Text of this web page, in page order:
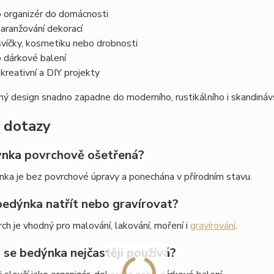
organizér do domácnosti
dekorací
kosmetiku nebo drobnosti
dárkové balení
a DIY projekty
design snadno zapadne do moderního, rustikálního i
dotazy
povrchově ošetřená?
je bez povrchové úpravy a ponechána v přírodním stavu.
natřít nebo gravírovat?
je vhodný pro malování, lakování, moření i gravírování.
se bedýnka nejčastěji používá?